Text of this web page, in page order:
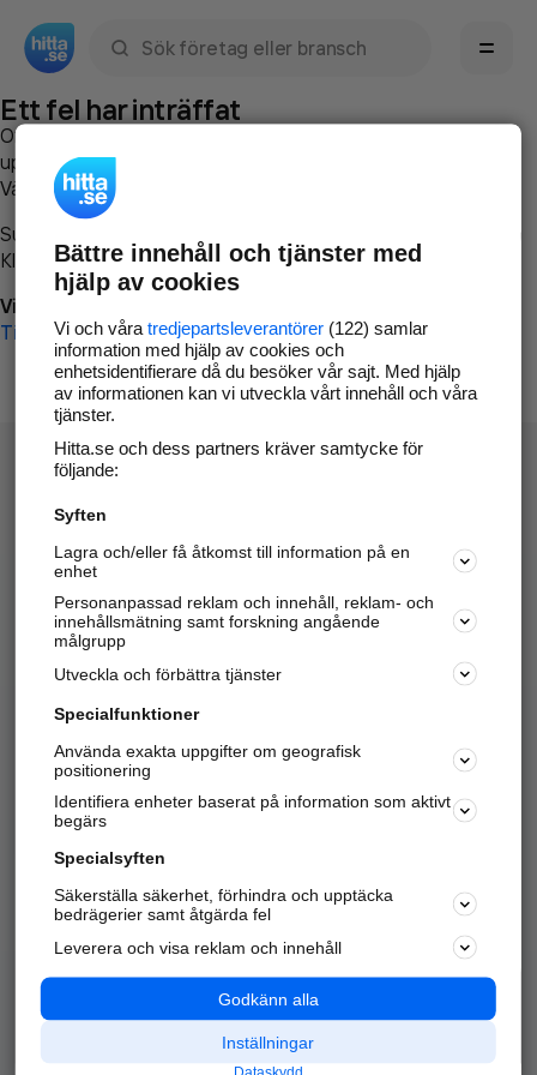
Ett fel har inträffat
Om du vill kan du
uppstod så att vi lättare och snabbare kan avhjälpa det.
Vänligen försök med följande:
Surfa till
Klicka påTillbaka-knappen i webbläsaren och försök igen
Vi beklagar besväret!
Till startsidan
Hitta.se - Gratis nummerupplysning.
Sök företag, personer och platser.
Hitta telefonnummer, adresser, företagsinfo mm.
Marknadsför företaget
Kom igång och annonsera mot
samarbetspartners nära dig.
Alla kategorier
Populära sökningar
API & Kartor
Annonsera
Integritet
Nödnummer
Bättre innehåll och tjänster med
hjälp av cookies
Vi och våra tredjepartsleverantörer(122) samlar
information med hjälp av cookies och
enhetsidentifierare då du besöker vår sajt. Med hjälp
av informationen kan vi utveckla vårt innehåll och våra
tjänster.
Hitta.se och dess partners kräver samtycke för
följande:
Syften
Lagra och/eller få åtkomst till information på en
enhet
Personanpassad reklam och innehåll, reklam- och
innehållsmätning samt forskning angående
målgrupp
Utveckla och förbättra tjänster
Specialfunktioner
Använda exakta uppgifter om geografisk
positionering
Identifiera enheter baserat på information som aktivt
begärs
Specialsyften
Säkerställa säkerhet, förhindra och upptäcka
bedrägerier samt åtgärda fel
Leverera och visa reklam och innehåll
Godkänn alla
Inställningar
Dataskydd